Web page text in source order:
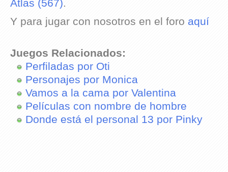
Atlas (567).
Y para jugar con nosotros en el foro aquí
Juegos Relacionados:
Perfiladas por Oti
Personajes por Monica
Vamos a la cama por Valentina
Películas con nombre de hombre
Donde está el personal 13 por Pinky